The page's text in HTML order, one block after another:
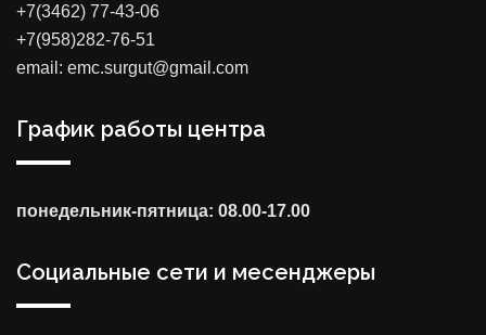
+7(3462) 77-43-06
+7(958)282-76-51
email: emc.surgut@gmail.com
График работы центра
понедельник-пятница: 08.00-17.00
Социальные сети и месенджеры